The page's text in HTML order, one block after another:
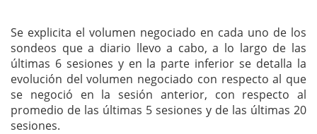
Se explicita el volumen negociado en cada uno de los
sondeos que a diario llevo a cabo, a lo largo de las
últimas 6 sesiones y en la parte inferior se detalla la
evolución del volumen negociado con respecto al que
se negoció en la sesión anterior, con respecto al
promedio de las últimas 5 sesiones y de las últimas 20
sesiones.